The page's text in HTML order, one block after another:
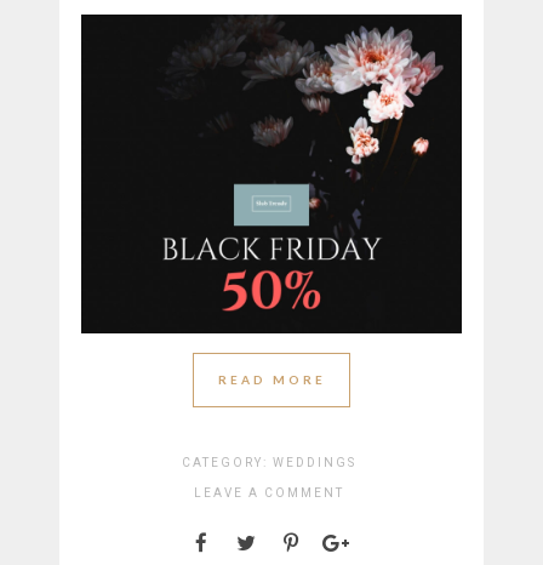
READ MORE
CATEGORY: WEDDINGS
LEAVE A COMMENT